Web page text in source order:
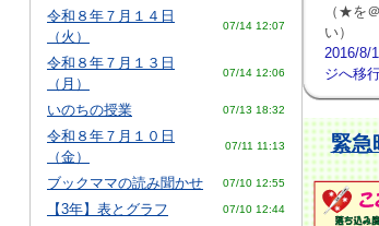
令和８年７月１４日
（火）
07/14 12:07
令和８年７月１３日
（月）
07/14 12:06
いのちの授業 07/13 18:32
令和８年７月１０日
（金）
07/11 11:13
ブックママの読み聞かせ 07/10 12:55
【3年】表とグラフ 07/10 12:44
（★を
い）
2016/8/
ジへ移
緊急